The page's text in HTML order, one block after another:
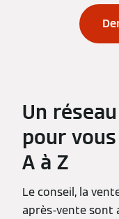
Un
pour
A à Z
Le conseil, la
après-vente sont